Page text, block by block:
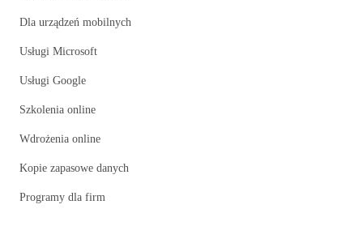
Dla urządzeń mobilnych
Usługi Microsoft
Usługi Google
Szkolenia online
Wdrożenia online
Kopie zapasowe danych
Programy dla firm